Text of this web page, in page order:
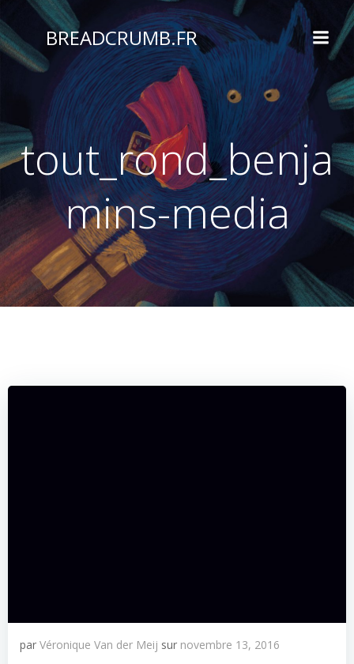
Aller
au
contenu
BREADCRUMB.FR
tout_rond_benja
mins-media
par Véronique Van der Meij sur novembre 13, 2016